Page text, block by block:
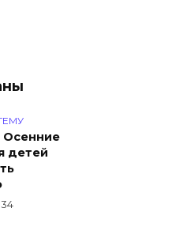
Осенние
детей